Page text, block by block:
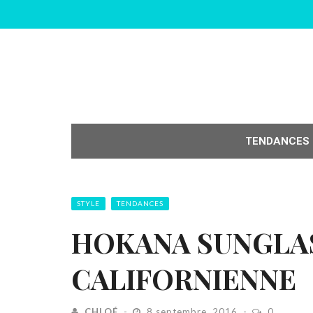
TENDANCES
STYLE TENDANCES
HOKANA
CALIFORNIENNE